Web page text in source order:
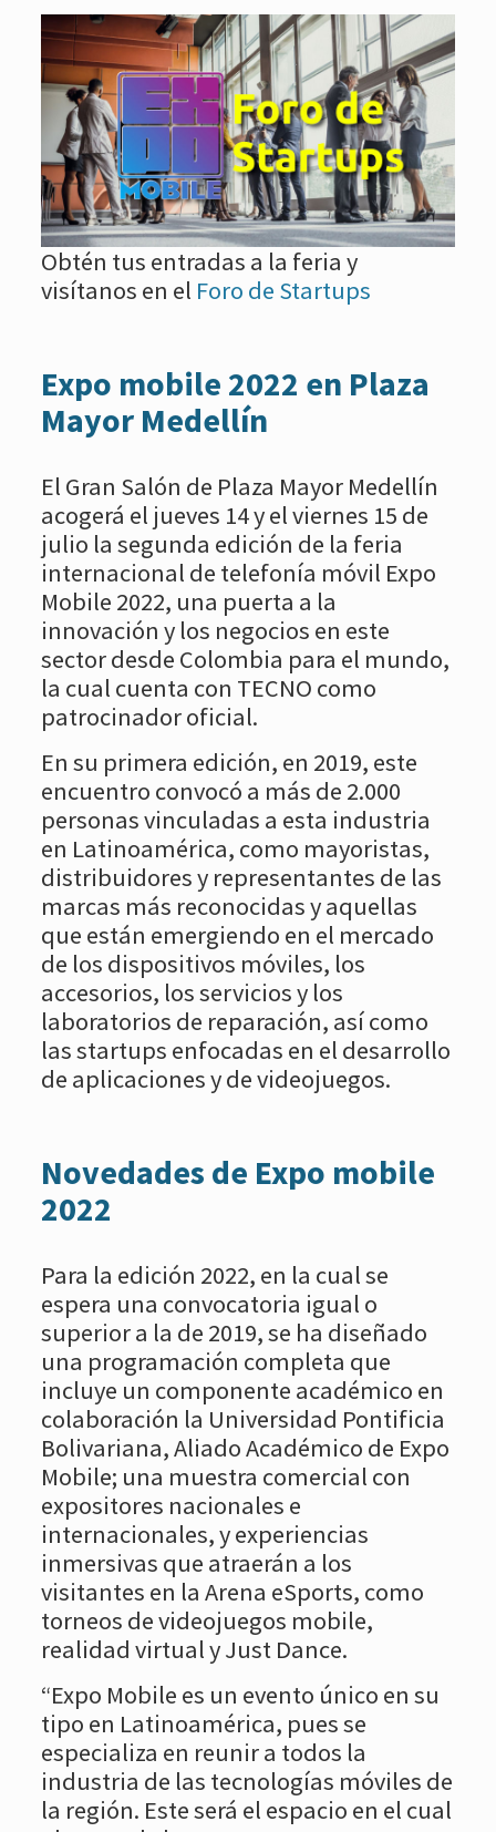
Obtén tus entradas a la feria y
visítanos en el Foro de Startups
Expo mobile 2022 en Plaza
Mayor Medellín
El Gran Salón de Plaza Mayor Medellín
acogerá el jueves 14 y el viernes 15 de
julio la segunda edición de la feria
internacional de telefonía móvil Expo
Mobile 2022, una puerta a la
innovación y los negocios en este
sector desde Colombia para el mundo,
la cual cuenta con TECNO como
patrocinador oficial.
En su primera edición, en 2019, este
encuentro convocó a más de 2.000
personas vinculadas a esta industria
en Latinoamérica, como mayoristas,
distribuidores y representantes de las
marcas más reconocidas y aquellas
que están emergiendo en el mercado
de los dispositivos móviles, los
accesorios, los servicios y los
laboratorios de reparación, así como
las startups enfocadas en el desarrollo
de aplicaciones y de videojuegos.
Novedades de Expo mobile
2022
Para la edición 2022, en la cual se
espera una convocatoria igual o
superior a la de 2019, se ha diseñado
una programación completa que
incluye un componente académico en
colaboración la Universidad Pontificia
Bolivariana, Aliado Académico de Expo
Mobile; una muestra comercial con
expositores nacionales e
internacionales, y experiencias
inmersivas que atraerán a los
visitantes en la Arena eSports, como
torneos de videojuegos mobile,
realidad virtual y Just Dance.
“Expo Mobile es un evento único en su
tipo en Latinoamérica, pues se
especializa en reunir a todos la
industria de las tecnologías móviles de
la región. Este será el espacio en el cual